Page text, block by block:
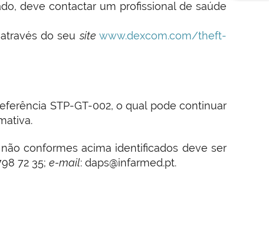
deve contactar um profissional de saúde
do seusitewww.dexcom.com/theft-
STP-GT-002, o qual pode continuar
conformes acima identificados deve ser
72 35; e-mail: daps@infarmed.pt.